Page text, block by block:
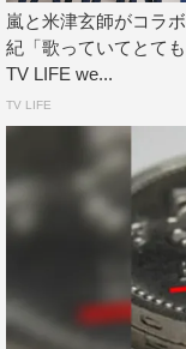
米津玄師が作詞
グ」『カイト』に
よ。すごく米津君
自分たちが歌うと
もお話をさせても
ージして、曲も詩
て。こういうイメ
嵐と米津玄師がコラ
紀「歌っていてとて
TV LIFE we...
TV LIFE